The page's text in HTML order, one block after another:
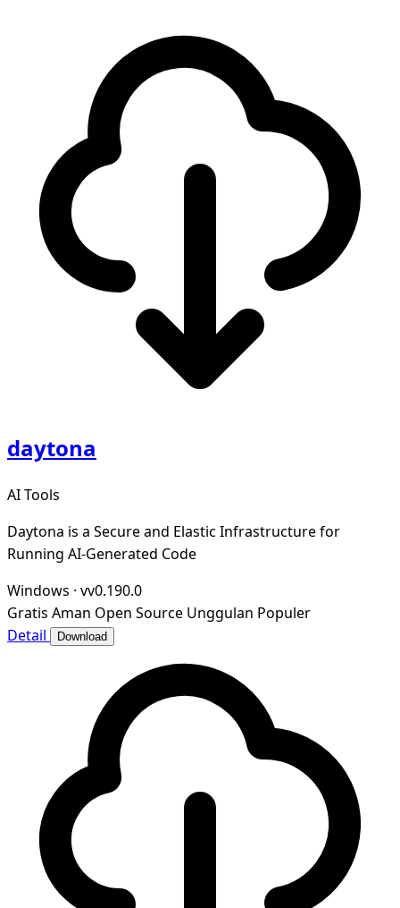
daytona
AI Tools
Daytona is a Secure and Elastic Infrastructure for
Running AI-Generated Code
Windows · vv0.190.0
Gratis Aman Open Source Unggulan Populer
Detail
Download